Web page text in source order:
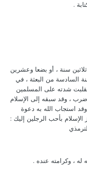
.
سنة ، أو بضعا وعشرين
السادسة من البعثة ، في
شدته على المسلمين
، وقد سبقه إلى الإسلام
استجاب الله به دعوة
بأحب الرجلين إليك :
، وكرامته عنده .